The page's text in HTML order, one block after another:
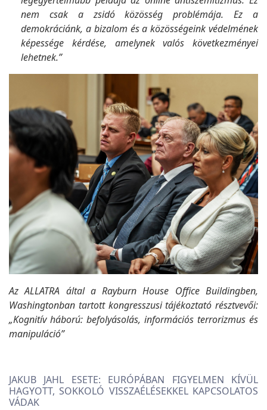
nem csak a zsidó közösség problémája. Ez a
demokráciánk, a bizalom és a közösségeink védelmének
képessége kérdése, amelynek valós következményei
lehetnek.”
Az ALLATRA által a Rayburn House Office Buildingben,
Washingtonban tartott kongresszusi tájékoztató résztvevői:
„Kognitív háború: befolyásolás, információs terrorizmus és
manipuláció”
JAKUB JAHL ESETE: EURÓPÁBAN FIGYELMEN KÍVÜL
HAGYOTT, SOKKOLÓ VISSZAÉLÉSEKKEL KAPCSOLATOS
VÁDAK